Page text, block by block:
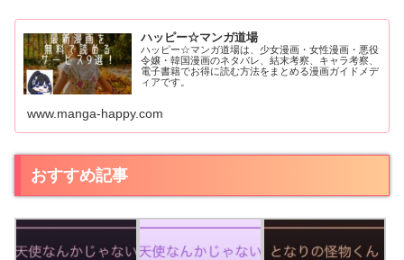
ハッピー☆マンガ道場
ハッピー☆マンガ道場は、少女漫画・女性漫画・悪役
令嬢・韓国漫画のネタバレ、結末考察、キャラ考察、
電子書籍でお得に読む方法をまとめる漫画ガイドメデ
ィアです。
www.manga-happy.com
おすすめ記事